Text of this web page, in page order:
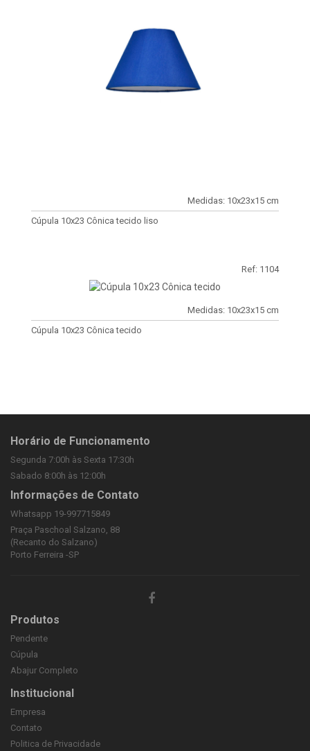
Medidas: 10x23x15 cm
Cúpula 10x23 Cônica tecido liso
Ref: 1104
Medidas: 10x23x15 cm
Cúpula 10x23 Cônica tecido
Horário de Funcionamento
Segunda 7:00h às Sexta 17:30h
Sabado 8:00h às 12:00h
Informações de Contato
Whatsapp 19-997715849
Praça Paschoal Salzano, 88
(Recanto do Salzano)
Porto Ferreira -SP
Produtos
Pendente
Cúpula
Abajur Completo
Institucional
Empresa
Contato
Politica de Privacidade